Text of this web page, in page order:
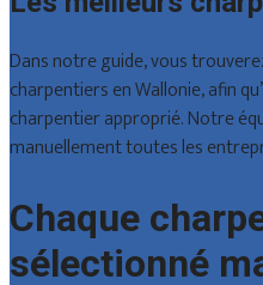
Dans notre guide, vous
charpentiers en Wallonie, afin
charpentier approprié. Notre
manuellement toutes les
Chaque
sélectionné